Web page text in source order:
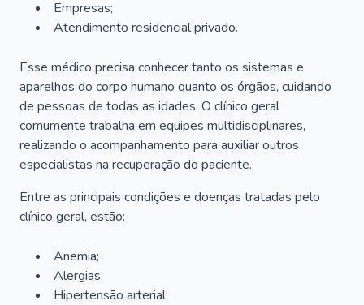
Empresas;
Atendimento residencial privado.
Esse médico precisa conhecer tanto os sistemas e
aparelhos do corpo humano quanto os órgãos, cuidando
de pessoas de todas as idades. O clínico geral
comumente trabalha em equipes multidisciplinares,
realizando o acompanhamento para auxiliar outros
especialistas na recuperação do paciente.
Entre as principais condições e doenças tratadas pelo
clínico geral, estão:
Anemia;
Alergias;
Hipertensão arterial;